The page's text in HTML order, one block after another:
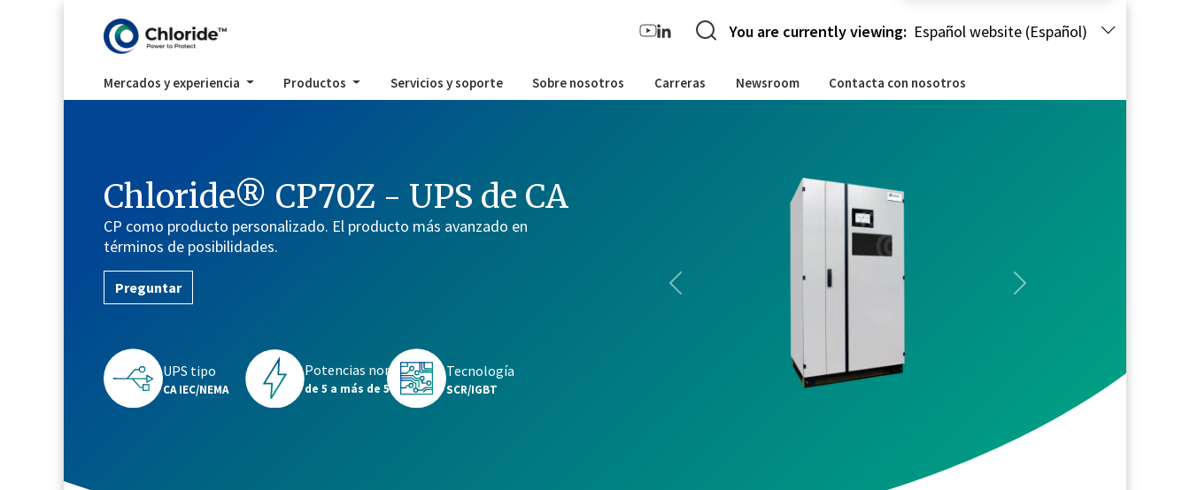
Mercados y experiencia Productos Servicios y soporte Sobre nosotros Carreras Newsroom Contacta con nosotros
You are currently viewing: Español website (Español)
Chloride® CP70Z - UPS de CA
CP como producto personalizado. El producto más avanzado en
términos de posibilidades.
Preguntar
UPS tipo
CA IEC/NEMA
Potencias nominales
de 5 a más de 500 kVA
Tecnología
SCR/IGBT
Previous Next